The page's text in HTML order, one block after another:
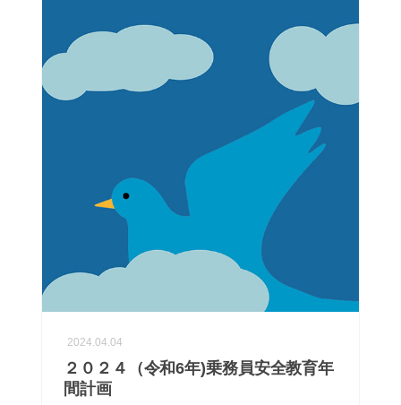
2024.04.04
２０２４（令和6年)乗務員安全教育年
間計画